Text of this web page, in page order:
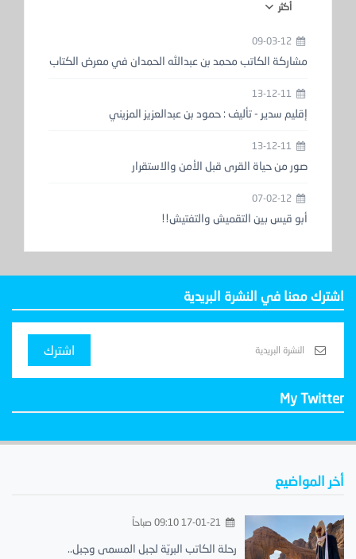
أكثر
مشاركة الكاتب محمد بن عبدالله الحمدان في معرض الكتاب
إقليم سدير - تأليف : حمود بن عبدالعزيز المزيني
صور من حياة القرى قبل الأمن والاستقرار
أبو قيس بين التقميش والتفتيش!!
اشترك معنا في النشرة البريدية
اشترك
My Twitter
أخر المواضيع
17-01-21 09:10 صباحاً
رحلة الكاتب البريّة لجبل المسمى وجبل..